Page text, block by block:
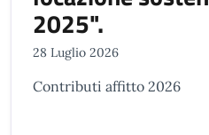
2025".
28 Luglio 2026
Contributi affitto 2026